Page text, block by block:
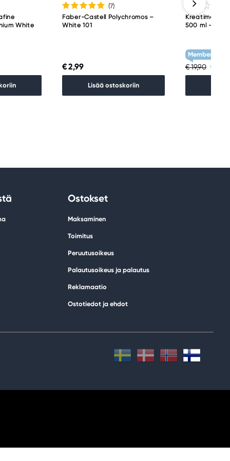
White
(7)
Faber-Castell Polychromos –
White 101
€ 2,99
Lisää ostoskoriin
Kreatima
500 ml –
Member Treat
€ 19,90 €
Ostokset
Maksaminen
Toimitus
Peruutusoikeus
Palautusoikeus ja palautus
Reklamaatio
Ostotiedot ja ehdot